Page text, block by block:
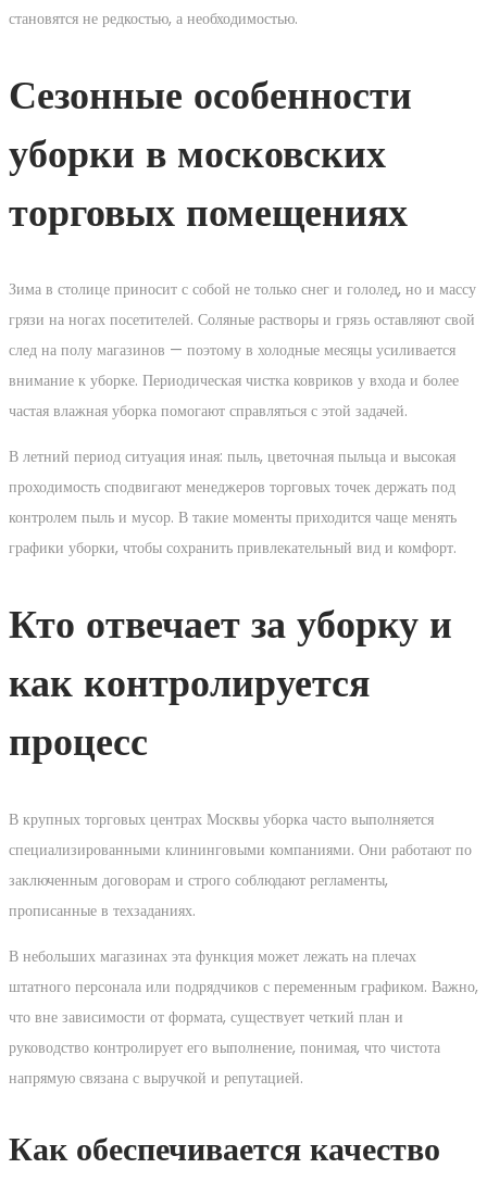
становятся не редкостью, а необходимостью.
Сезонные особенности
уборки в московских
торговых помещениях
Зима в столице приносит с собой не только снег и гололед, но и массу
грязи на ногах посетителей. Соляные растворы и грязь оставляют свой
след на полу магазинов — поэтому в холодные месяцы усиливается
внимание к уборке. Периодическая чистка ковриков у входа и более
частая влажная уборка помогают справляться с этой задачей.
В летний период ситуация иная: пыль, цветочная пыльца и высокая
проходимость сподвигают менеджеров торговых точек держать под
контролем пыль и мусор. В такие моменты приходится чаще менять
графики уборки, чтобы сохранить привлекательный вид и комфорт.
Кто отвечает за уборку и
как контролируется
процесс
В крупных торговых центрах Москвы уборка часто выполняется
специализированными клининговыми компаниями. Они работают по
заключенным договорам и строго соблюдают регламенты,
прописанные в техзаданиях.
В небольших магазинах эта функция может лежать на плечах
штатного персонала или подрядчиков с переменным графиком. Важно,
что вне зависимости от формата, существует четкий план и
руководство контролирует его выполнение, понимая, что чистота
напрямую связана с выручкой и репутацией.
Как обеспечивается качество